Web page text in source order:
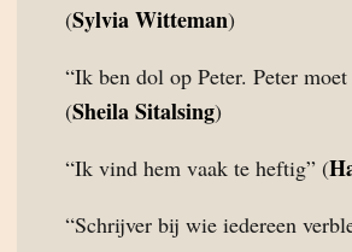
(Sylvia Witteman)
“Ik ben dol op Peter. Peter
(Sheila Sitalsing)
“Ik vind hem vaak te heftig” (
“Schrijver bij wie iedereen